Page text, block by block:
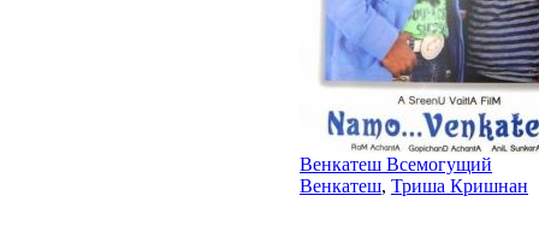
Венкатеш Всемогущий
Венкатеш, Триша Кришнан